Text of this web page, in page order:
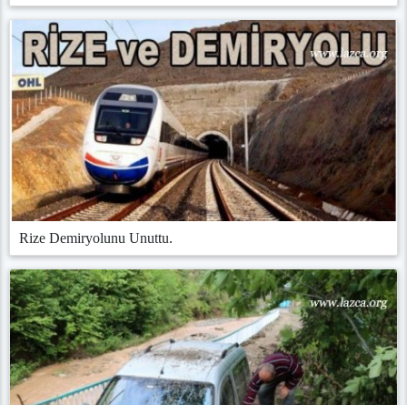
Rize Demiryolunu Unuttu.